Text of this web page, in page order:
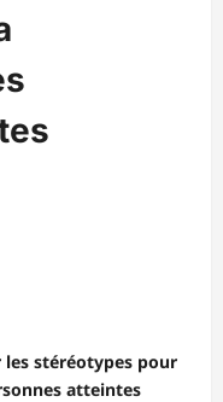
les stéréotypes pour
atteintes